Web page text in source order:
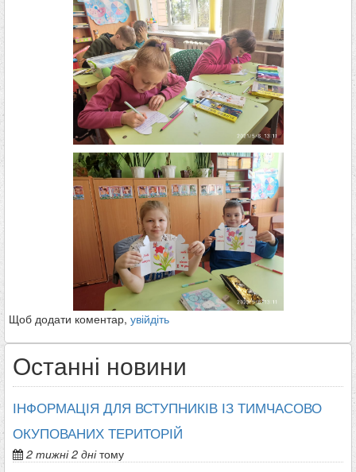
Щоб додати коментар, увійдіть
Останні новини
ІНФОРМАЦІЯ ДЛЯ ВСТУПНИКІВ ІЗ ТИМЧАСОВО
ОКУПОВАНИХ ТЕРИТОРІЙ
2 тижні 2 днітому